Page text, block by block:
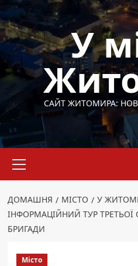
Перейти
до
вмісту
У
САЙТ ЖИТОМИРА:
меню
ДОМАШНЯ МІСТО
У
ІНФОРМАЦІЙНИЙ ТУР
БРИГАДИ
Місто